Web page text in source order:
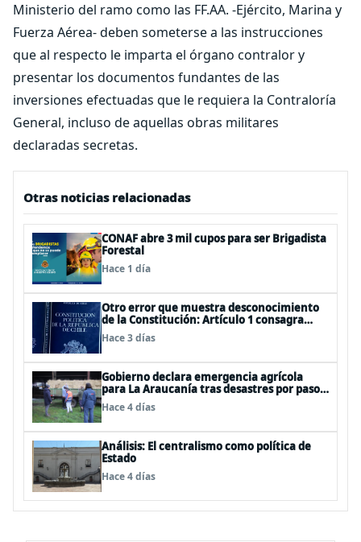
Ministerio del ramo como las FF.AA. -Ejército, Marina y
Fuerza Aérea- deben someterse a las instrucciones
que al respecto le imparta el órgano contralor y
presentar los documentos fundantes de las
inversiones efectuadas que le requiera la Contraloría
General, incluso de aquellas obras militares
declaradas secretas.
Otras noticias relacionadas
CONAF abre 3 mil cupos para ser Brigadista
Forestal
Hace 1 día
Otro error que muestra desconocimiento
de la Constitución: Artículo 1 consagra
resguardar la seguridad nacional y
proteger a los ciudadanos
Hace 3 días
Gobierno declara emergencia agrícola
para La Araucanía tras desastres por pasos
de sistemas frontales
Hace 4 días
Análisis: El centralismo como política de
Estado
Hace 4 días